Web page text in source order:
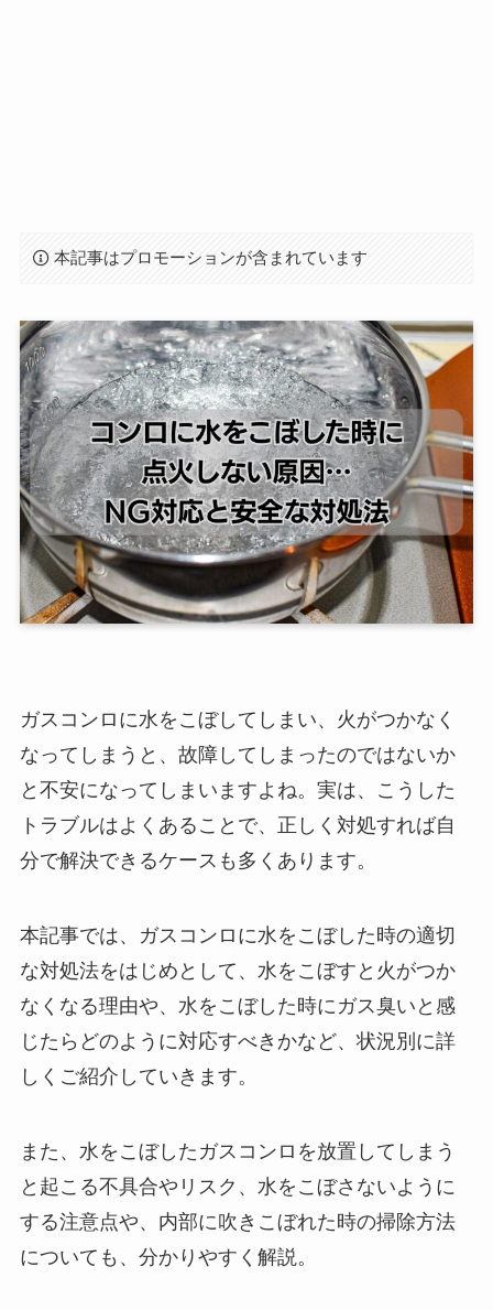
本記事はプロモーションが含まれています
ガスコンロに水をこぼしてしまい、火がつかなく
なってしまうと、故障してしまったのではないか
と不安になってしまいますよね。実は、こうした
トラブルはよくあることで、正しく対処すれば自
分で解決できるケースも多くあります。
本記事では、ガスコンロに水をこぼした時の適切
な対処法をはじめとして、水をこぼすと火がつか
なくなる理由や、水をこぼした時にガス臭いと感
じたらどのように対応すべきかなど、状況別に詳
しくご紹介していきます。
また、水をこぼしたガスコンロを放置してしまう
と起こる不具合やリスク、水をこぼさないように
する注意点や、内部に吹きこぼれた時の掃除方法
についても、分かりやすく解説。